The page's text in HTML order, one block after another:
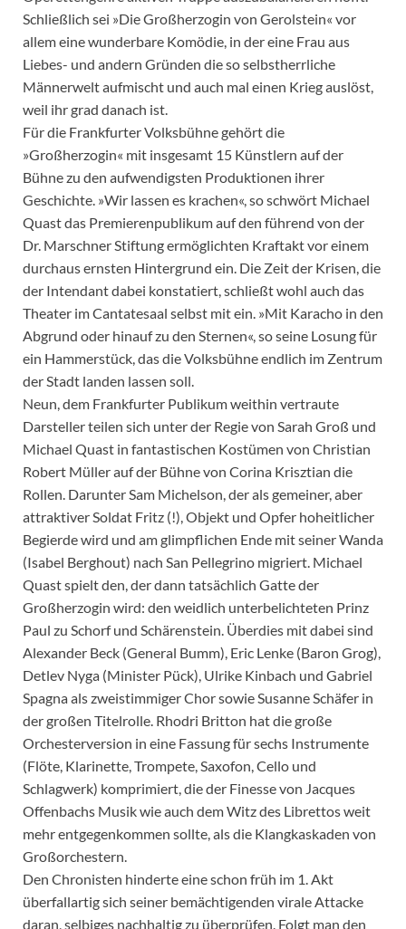
Schließlich sei »Die Großherzogin von Gerolstein« vor
allem eine wunderbare Komödie, in der eine Frau aus
Liebes- und andern Gründen die so selbstherrliche
Männerwelt aufmischt und auch mal einen Krieg auslöst,
weil ihr grad danach ist.
Für die Frankfurter Volksbühne gehört die
»Großherzogin« mit insgesamt 15 Künstlern auf der
Bühne zu den aufwendigsten Produktionen ihrer
Geschichte. »Wir lassen es krachen«, so schwört Michael
Quast das Premierenpublikum auf den führend von der
Dr. Marschner Stiftung ermöglichten Kraftakt vor einem
durchaus ernsten Hintergrund ein. Die Zeit der Krisen, die
der Intendant dabei konstatiert, schließt wohl auch das
Theater im Cantatesaal selbst mit ein. »Mit Karacho in den
Abgrund oder hinauf zu den Sternen«, so seine Losung für
ein Hammerstück, das die Volksbühne endlich im Zentrum
der Stadt landen lassen soll.
Neun, dem Frankfurter Publikum weithin vertraute
Darsteller teilen sich unter der Regie von Sarah Groß und
Michael Quast in fantastischen Kostümen von Christian
Robert Müller auf der Bühne von Corina Krisztian die
Rollen. Darunter Sam Michelson, der als gemeiner, aber
attraktiver Soldat Fritz (!), Objekt und Opfer hoheitlicher
Begierde wird und am glimpflichen Ende mit seiner Wanda
(Isabel Berghout) nach San Pellegrino migriert. Michael
Quast spielt den, der dann tatsächlich Gatte der
Großherzogin wird: den weidlich unterbelichteten Prinz
Paul zu Schorf und Schärenstein. Überdies mit dabei sind
Alexander Beck (General Bumm), Eric Lenke (Baron Grog),
Detlev Nyga (Minister Pück), Ulrike Kinbach und Gabriel
Spagna als zweistimmiger Chor sowie Susanne Schäfer in
der großen Titelrolle. Rhodri Britton hat die große
Orchesterversion in eine Fassung für sechs Instrumente
(Flöte, Klarinette, Trompete, Saxofon, Cello und
Schlagwerk) komprimiert, die der Finesse von Jacques
Offenbachs Musik wie auch dem Witz des Librettos weit
mehr entgegenkommen sollte, als die Klangkaskaden von
Großorchestern.
Den Chronisten hinderte eine schon früh im 1. Akt
überfallartig sich seiner bemächtigenden virale Attacke
daran, selbiges nachhaltig zu überprüfen. Folgt man den